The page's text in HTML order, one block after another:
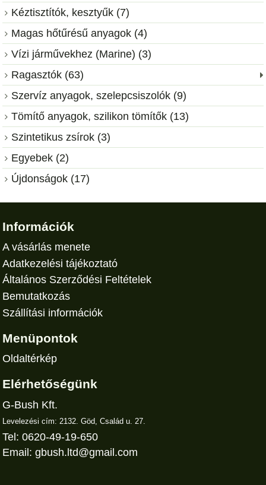
Kéztisztítók, kesztyűk (7)
Magas hőtűrésű anyagok (4)
Vízi járművekhez (Marine) (3)
Ragasztók (63)
Szervíz anyagok, szelepcsiszolók (9)
Tömítő anyagok, szilikon tömítők (13)
Szintetikus zsírok (3)
Egyebek (2)
Újdonságok (17)
Információk
A vásárlás menete
Adatkezelési tájékoztató
Általános Szerződési Feltételek
Bemutatkozás
Szállítási információk
Menüpontok
Oldaltérkép
Elérhetőségünk
G-Bush Kft.
Levelezési cím: 2132. Göd, Család u. 27.
Tel: 0620-49-19-650
Email:gbush.ltd@gmail.com